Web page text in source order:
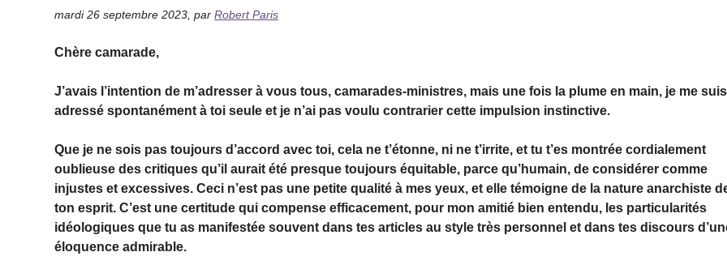
mardi 26 septembre 2023 ,parRobert Paris
Chère camarade,
J’avais l’intention de m’adresser à vous tous, camarades-ministres, mais une fois la plume en main, je me suis
adressé spontanément à toi seule et je n’ai pas voulu contrarier cette impulsion instinctive.
Que je ne sois pas toujours d’accord avec toi, cela ne t’étonne, ni ne t’irrite, et tu t’es montrée cordialement
oublieuse des critiques qu’il aurait été presque toujours équitable, parce qu’humain, de considérer comme
injustes et excessives. Ceci n’est pas une petite qualité à mes yeux, et elle témoigne de la nature anarchiste
ton esprit. C’est une certitude qui compense efficacement, pour mon amitié bien entendu, les particularités
idéologiques que tu as manifestée souvent dans tes articles au style très personnel et dans tes discours
éloquence admirable.